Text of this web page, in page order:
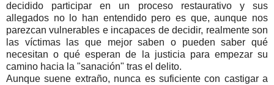
decidido participar en un proceso restaurativo y sus
allegados no lo han entendido pero es que, aunque nos
parezcan vulnerables e incapaces de decidir, realmente son
las víctimas las que mejor saben o pueden saber qué
necesitan o qué esperan de la justicia para empezar su
camino hacia la "sanación" tras el delito.
Aunque suene extraño, nunca es suficiente con castigar a